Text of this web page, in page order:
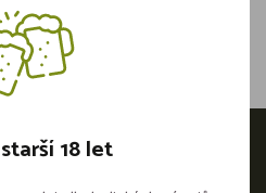
Otevírací doba
18 let